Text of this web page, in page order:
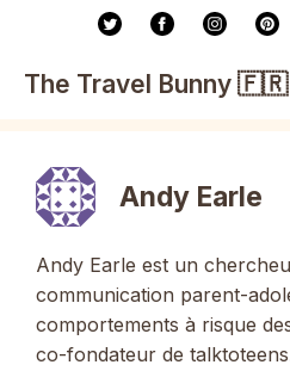
contenu
The Travel Bunny 🇫🇷
Andy Earle
Andy Earle est un
communication parent-
comportements à risque
co-fondateur de